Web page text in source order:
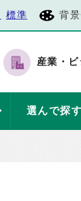
標準 背
産業・ビ
選んで探す